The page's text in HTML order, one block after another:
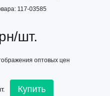
117-03585
шт.
оптовых цен
Купить